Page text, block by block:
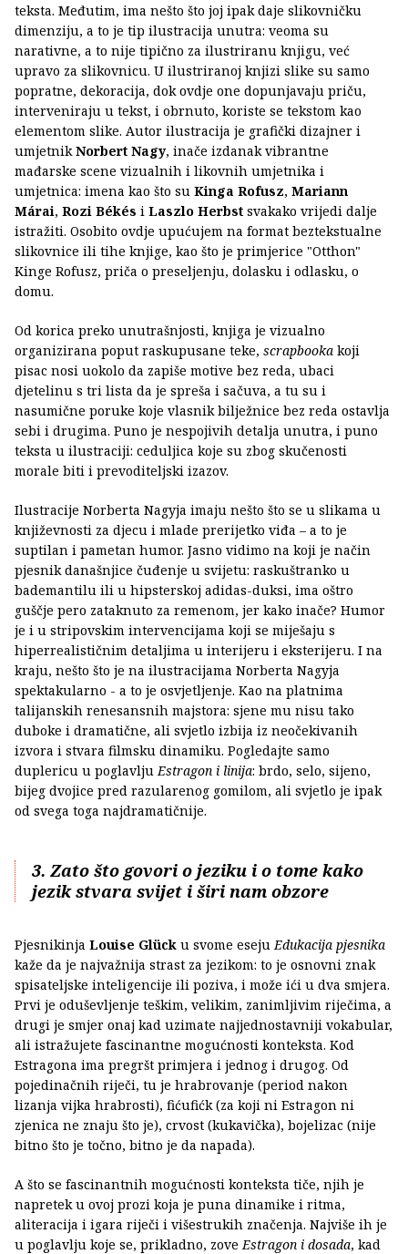
teksta. Međutim, ima nešto što joj ipak daje slikovničku
dimenziju, a to je tip ilustracija unutra: veoma su
narativne, a to nije tipično za ilustriranu knjigu, već
upravo za slikovnicu. U ilustriranoj knjizi slike su samo
popratne, dekoracija, dok ovdje one dopunjavaju priču,
interveniraju u tekst, i obrnuto, koriste se tekstom kao
elementom slike. Autor ilustracija je grafički dizajner i
umjetnik Norbert Nagy, inače izdanak vibrantne
mađarske scene vizualnih i likovnih umjetnika i
umjetnica: imena kao što su Kinga Rofusz, Mariann
Márai, Rozi Békés i Laszlo Herbst svakako vrijedi dalje
istražiti. Osobito ovdje upućujem na format beztekstualne
slikovnice ili tihe knjige, kao što je primjerice "Otthon"
Kinge Rofusz, priča o preseljenju, dolasku i odlasku, o
domu.
Od korica preko unutrašnjosti, knjiga je vizualno
organizirana poput raskupusane teke, scrapbooka koji
pisac nosi uokolo da zapiše motive bez reda, ubaci
djetelinu s tri lista da je spreša i sačuva, a tu su i
nasumične poruke koje vlasnik bilježnice bez reda ostavlja
sebi i drugima. Puno je nespojivih detalja unutra, i puno
teksta u ilustraciji: ceduljica koje su zbog skučenosti
morale biti i prevoditeljski izazov.
Ilustracije Norberta Nagyja imaju nešto što se u slikama u
književnosti za djecu i mlade prerijetko viđa – a to je
suptilan i pametan humor. Jasno vidimo na koji je način
pjesnik današnjice čuđenje u svijetu: raskuštranko u
bademantilu ili u hipsterskoj adidas-duksi, ima oštro
guščje pero zataknuto za remenom, jer kako inače? Humor
je i u stripovskim intervencijama koji se miješaju s
hiperrealističnim detaljima u interijeru i eksterijeru. I na
kraju, nešto što je na ilustracijama Norberta Nagyja
spektakularno - a to je osvjetljenje. Kao na platnima
talijanskih renesansnih majstora: sjene mu nisu tako
duboke i dramatične, ali svjetlo izbija iz neočekivanih
izvora i stvara filmsku dinamiku. Pogledajte samo
duplericu u poglavlju Estragon i linija: brdo, selo, sijeno,
bijeg dvojice pred razularenog gomilom, ali svjetlo je ipak
od svega toga najdramatičnije.
3. Zato što govori o jeziku i o tome kako
jezik stvara svijet i širi nam obzore
Pjesnikinja Louise Glück u svome eseju Edukacija pjesnika
kaže da je najvažnija strast za jezikom: to je osnovni znak
spisateljske inteligencije ili poziva, i može ići u dva smjera.
Prvi je oduševljenje teškim, velikim, zanimljivim riječima, a
drugi je smjer onaj kad uzimate najjednostavniji vokabular,
ali istražujete fascinantne mogućnosti konteksta. Kod
Estragona ima pregršt primjera i jednog i drugog. Od
pojedinačnih riječi, tu je hrabrovanje (period nakon
lizanja vijka hrabrosti), fićufićk (za koji ni Estragon ni
zjenica ne znaju što je), crvost (kukavička), bojelizac (nije
bitno što je točno, bitno je da napada).
A što se fascinantnih mogućnosti konteksta tiče, njih je
napretek u ovoj prozi koja je puna dinamike i ritma,
aliteracija i igara riječi i višestrukih značenja. Najviše ih je
u poglavlju koje se, prikladno, zove Estragon i dosada, kad